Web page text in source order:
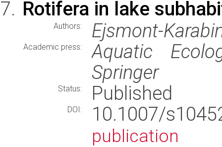
Rotifera in lake
Authors: Ejsmont-
Academic press:
Aquatic
Springer
Status: Published
DOI: 10.1007/
publication